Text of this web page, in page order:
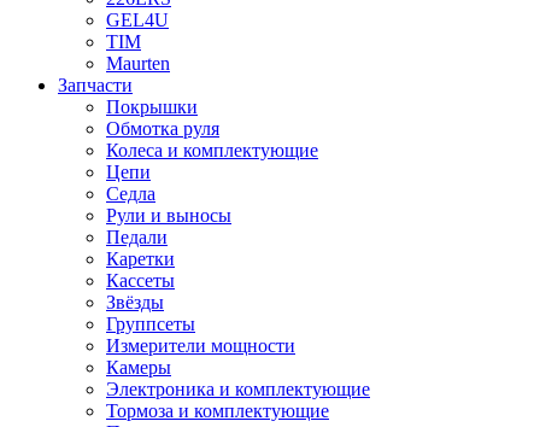
GEL4U
TIM
Maurten
Запчасти
Покрышки
Обмотка руля
Колеса и комплектующие
Цепи
Седла
Рули и выносы
Педали
Каретки
Кассеты
Звёзды
Группсеты
Измерители мощности
Камеры
Электроника и комплектующие
Тормоза и комплектующие